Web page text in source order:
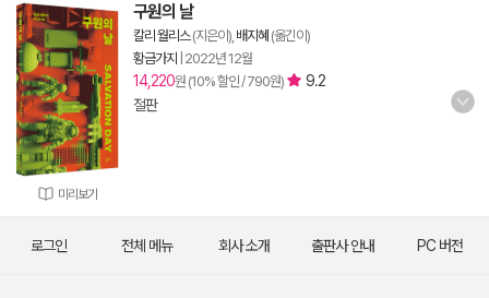
미리보기
구원의 날
칼리 월리스(지은이), 배지혜 (옮긴이)
황금가지
2022년 12월
14,220원 (10% 할인 / 790원)
9.2
절판
로그인 전체 메뉴 회사 소개 출판사 안내 PC 버전